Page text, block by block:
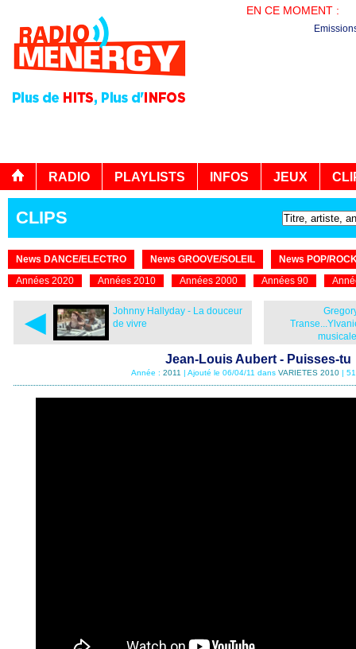
EN CE MOMENT :
RADIO PLAYLISTS INFOS JEUX
CLIPS
News DANCE/ELECTRO News GROOVE/SOLEIL
News POP/
Années 2020
Années 2010 Années 2000 Années 90
◄
Johnny Hallyday - La douceur
de vivre
Jean-Louis Aubert - Puisses-tu
Année : 2011 | Ajouté le 06/04/11 dans VARIETES 2010|